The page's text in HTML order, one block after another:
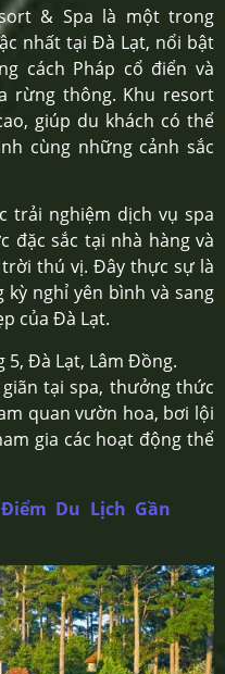
& Spa là một trong
nhất tại Đà Lạt, nổi bật
cách Pháp cổ điển và
rừng thông. Khu resort
giúp du khách có thể
cùng những cảnh sắc
trải nghiệm dịch vụ spa
đặc sắc tại nhà hàng và
thú vị. Đây thực sự là
nghỉ yên bình và sang
của Đà Lạt.
5, Đà Lạt, Lâm Đồng.
tại spa, thưởng thức
quan vườn hoa, bơi lội
gia các hoạt động thể
Du Lịch Gần